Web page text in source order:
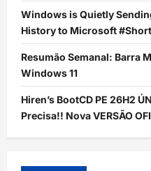
Windows is Quietly
History to Microsoft
Resumão Semanal: Barra
Windows 11
Hiren’s BootCD PE 26H2
Precisa!! Nova VERSÃO